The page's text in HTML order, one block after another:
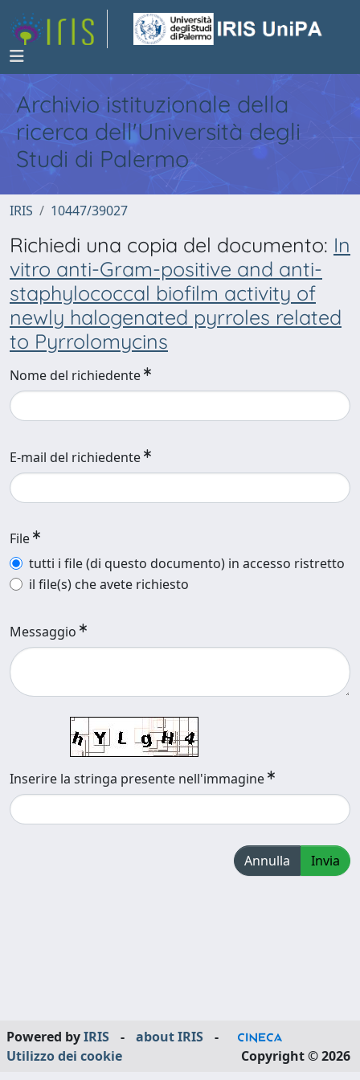
Archivio istituzionale della
ricerca dell'Università degli
Studi di Palermo
IRIS 10447/39027
Richiedi una copia del documento: In
vitro anti-Gram-positive and anti-
staphylococcal biofilm activity of
newly halogenated pyrroles related
to Pyrrolomycins
Nome del richiedente
E-mail del richiedente
File
tutti i file (di questo documento) in accesso ristretto
il file(s) che avete richiesto
Messaggio
Inserire la stringa presente nell'immagine
Annulla Invia
Powered byIRIS - about IRIS
-
Utilizzo dei cookie
Copyright © 2026